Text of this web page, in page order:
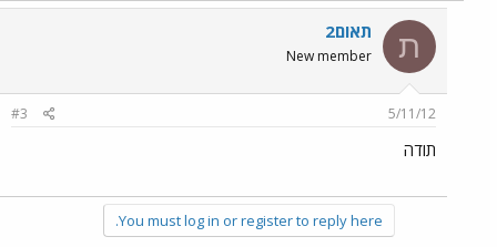
ת תאום2
New member
5/11/12
#3
תודה
You must log in or register to reply here.